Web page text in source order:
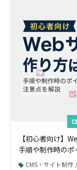
【初心者向け】
手順や制作時の
CMS・サイト制作 /